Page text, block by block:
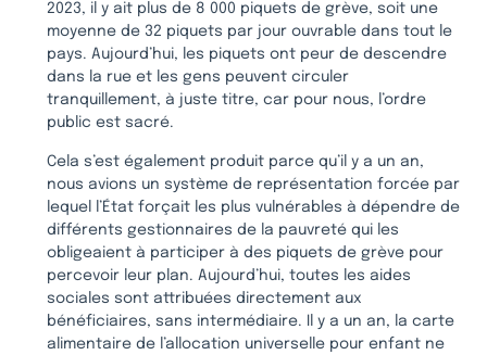
2023, il y ait plus de 8 000 piquets de grève, soit une
moyenne de 32 piquets par jour ouvrable dans tout le
pays. Aujourd’hui, les piquets ont peur de descendre
dans la rue et les gens peuvent circuler
tranquillement, à juste titre, car pour nous, l’ordre
public est sacré.
Cela s’est également produit parce qu’il y a un an,
nous avions un système de représentation forcée par
lequel l’État forçait les plus vulnérables à dépendre de
différents gestionnaires de la pauvreté qui les
obligeaient à participer à des piquets de grève pour
percevoir leur plan. Aujourd’hui, toutes les aides
sociales sont attribuées directement aux
bénéficiaires, sans intermédiaire. Il y a un an, la carte
alimentaire de l’allocation universelle pour enfant ne